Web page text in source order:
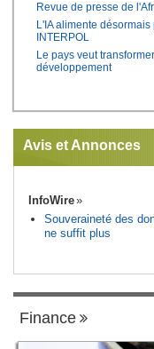
Revue de presse de
L'IA alimente
INTERPOL
Le pays veut
développement
Avis et Annonces
InfoWire
Souveraineté des
ne suffit plus
Finance